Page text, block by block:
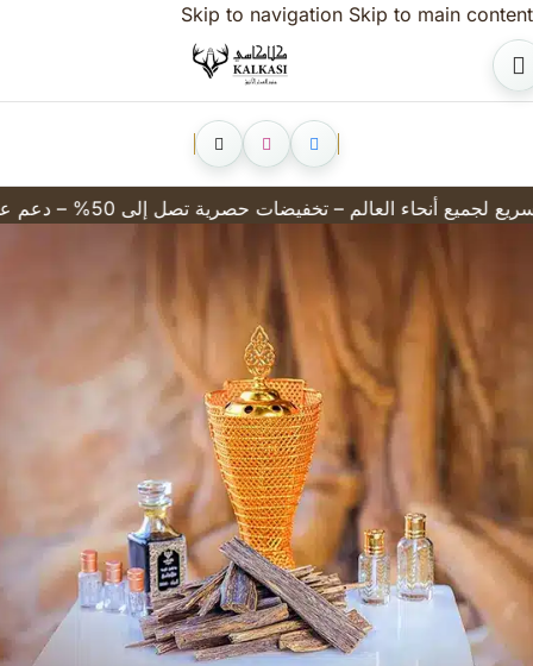
Skip to navigation Skip to main content
كلاكاسي للعطور الفاخرة والزيوت العطرية في مصر
مطابقة تمامًا للمواصفات والمعايير الفرنسية القياسية وحاصلة على موافقة من منظمة الإيفرا العالمية للعطور في فرنسا – جميع الزيوت العطرية صناعة سعودية)